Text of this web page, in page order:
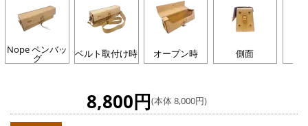
Nope ペンバッ
グ ベルト取付け時 オープン時 側面
8,800円(本体 8,000円)